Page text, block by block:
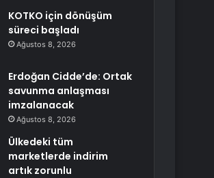
KOTKO için dönüşüm
süreci başladı
Ağustos 8, 2026
Erdoğan Cidde’de: Ortak
savunma anlaşması
imzalanacak
Ağustos 8, 2026
Ülkedeki tüm
marketlerde indirim
artık zorunlu